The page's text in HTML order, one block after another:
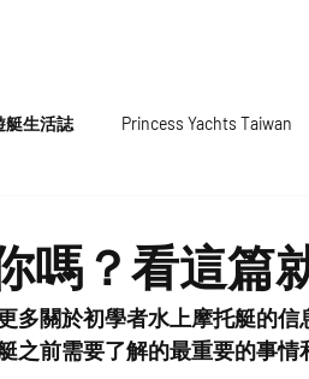
艇生活誌 Princess Yachts Taiwan
嗎？看這篇
多關於初學者水上摩托艇的信
前需要了解的最重要的事情